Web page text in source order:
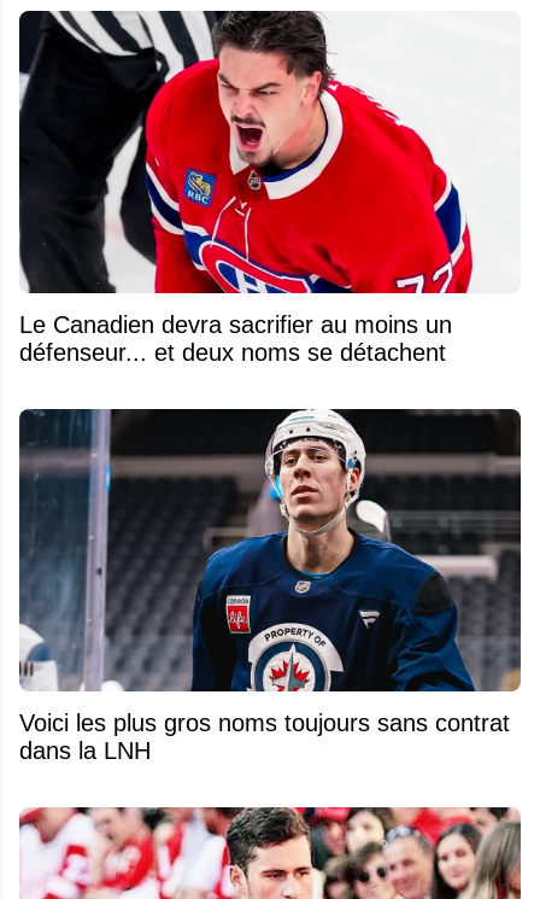
Le Canadien devra sacrifier au moins un
défenseur... et deux noms se détachent
Voici les plus gros noms toujours sans contrat
dans la LNH